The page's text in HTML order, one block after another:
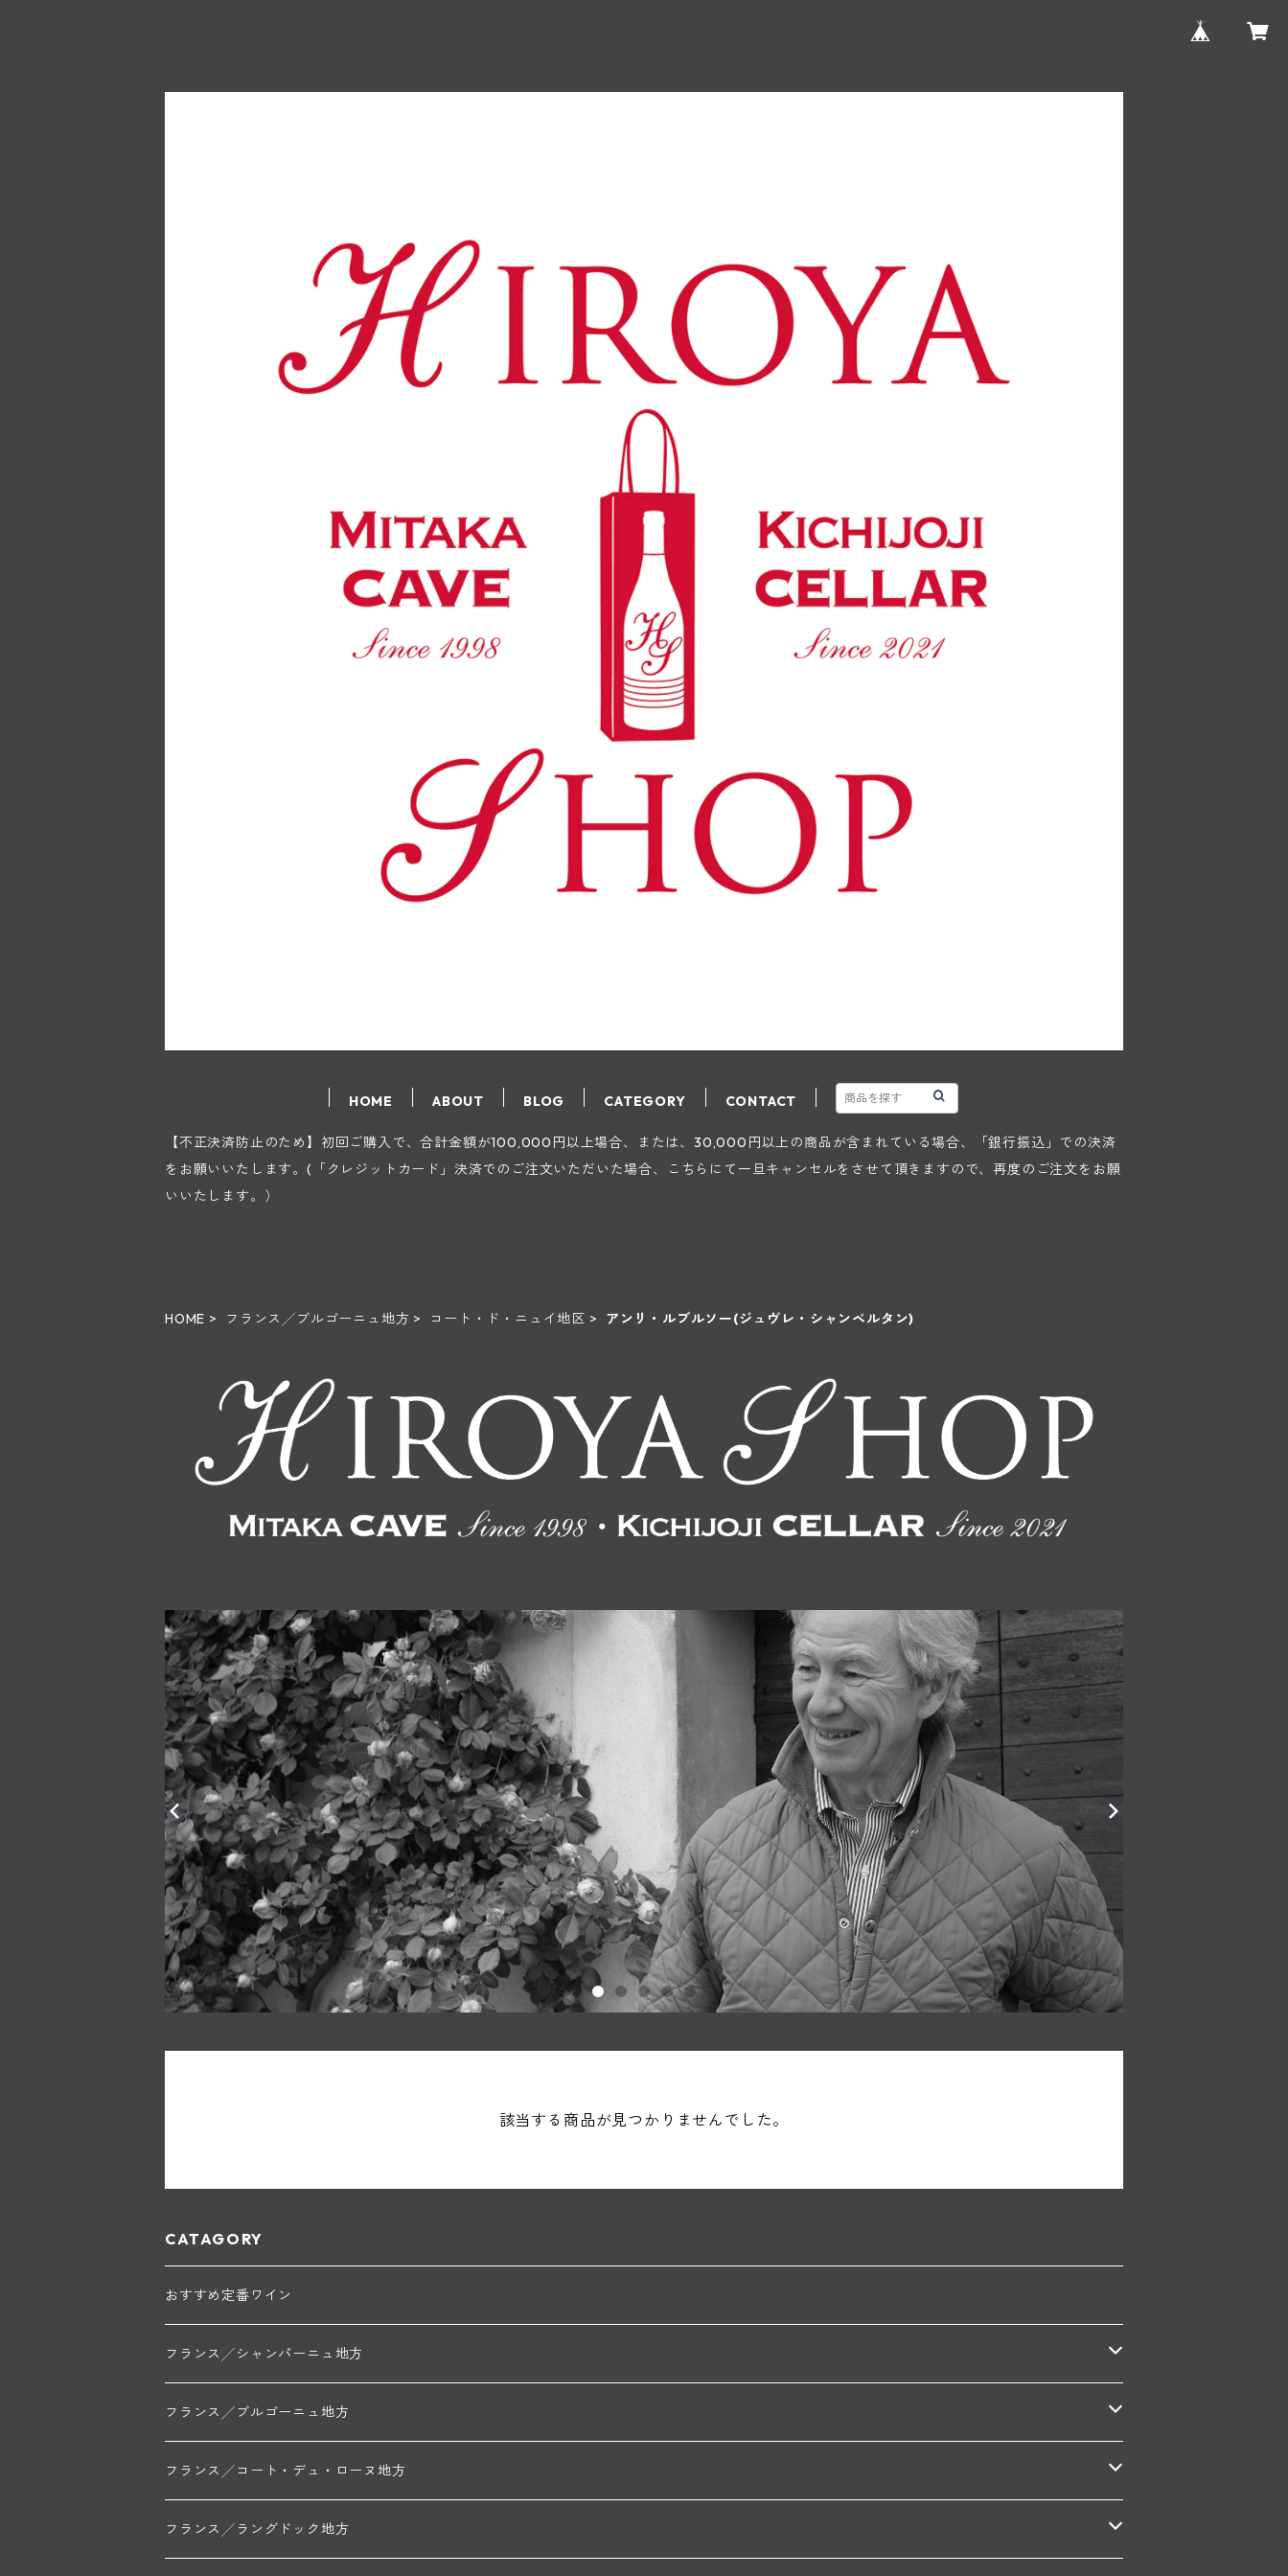
HOME ABOUT BLOG CATEGORY CONTACT
【不正決済防止のため】初回ご購入で、合計金額が100,000円以上場合、または、30,000円以上の商品が含まれている場合、「銀行振込」での決済
をお願いいたします。(「クレジットカード」決済でのご注文いただいた場合、こちらにて一旦キャンセルをさせて頂きますので、再度のご注文をお願
いいたします。）
HOME フランス╱ブルゴーニュ地方 コート・ド・ニュイ地区 アンリ・ルブルソー(ジュヴレ・シャンベルタン)
該当する商品が見つかりませんでした。
CATAGORY
おすすめ定番ワイン
フランス╱シャンパーニュ地方
モンターニュ・ド・ランス
トリシェ・ディディエ
コート・デ・ブラン
ミッシェル・ジュネ
フランス╱ブルゴーニュ地方
シャブリ地区
プティ・ポンティニィ(シャブリ)
コート・ド・ニュイ地区
フランス╱コート・デュ・ローヌ地方
北部地区
フランス╱ラングドック地方